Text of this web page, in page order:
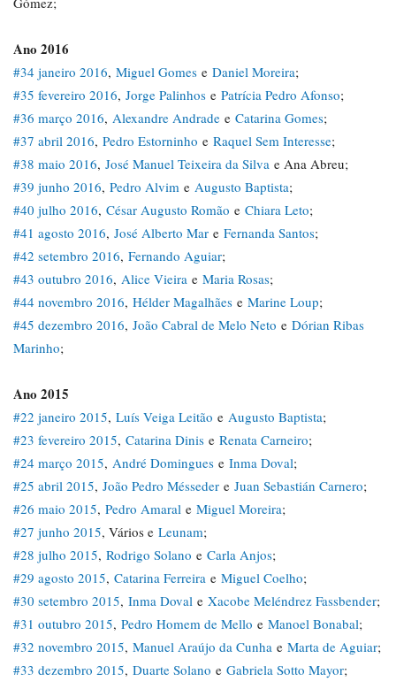
Ano 2016
#34 janeiro 2016, Miguel Gomes e Daniel Moreira;
#35 fevereiro 2016, Jorge Palinhos e Patrícia Pedro Afonso;
#36 março 2016, Alexandre Andrade e Catarina Gomes;
#37 abril 2016, Pedro Estorninho e Raquel Sem Interesse;
#38 maio 2016, José Manuel Teixeira da Silva e Ana Abreu;
#39 junho 2016, Pedro Alvim e Augusto Baptista;
#40 julho 2016, César Augusto Romão e Chiara Leto;
#41 agosto 2016, José Alberto Mar e Fernanda Santos;
#42 setembro 2016, Fernando Aguiar;
#43 outubro 2016, Alice Vieira e Maria Rosas;
#44 novembro 2016, Hélder Magalhães e Marine Loup;
#45 dezembro 2016, João Cabral de Melo Neto e Dórian Ribas
Marinho;
Ano 2015
#22 janeiro 2015, Luís Veiga Leitão e Augusto Baptista;
#23 fevereiro 2015, Catarina Dinis e Renata Carneiro;
#24 março 2015, André Domingues e Inma Doval;
#25 abril 2015, João Pedro Mésseder e Juan Sebastián Carnero;
#26 maio 2015, Pedro Amaral e Miguel Moreira;
#27 junho 2015, Vários e Leunam;
#28 julho 2015, Rodrigo Solano e Carla Anjos;
#29 agosto 2015, Catarina Ferreira e Miguel Coelho;
#30 setembro 2015, Inma Doval e Xacobe Meléndrez Fassbender;
#31 outubro 2015, Pedro Homem de Mello e Manoel Bonabal;
#32 novembro 2015, Manuel Araújo da Cunha e Marta de Aguiar;
#33 dezembro 2015, Duarte Solano e Gabriela Sotto Mayor;